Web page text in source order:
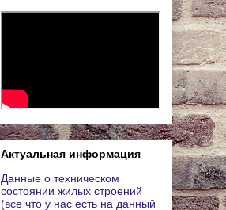
Актуальная информация
Данные о техническом
состоянии жилых строений
(все что у нас есть на данный